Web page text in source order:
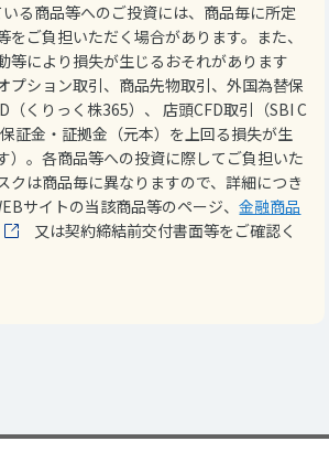
る商品等へのご投資には、商品毎に所定
をご負担いただく場合があります。また、
等により損失が生じるおそれがあります
プション取引、商品先物取引、外国為替保
（くりっく株365）、 店頭CFD取引（SBI C
証金・証拠金（元本）を上回る損失が生
）。各商品等への投資に際してご負担いた
クは商品毎に異なりますので、詳細につき
サイトの当該商品等のページ、金融商品
又は契約締結前交付書面等をご確認く